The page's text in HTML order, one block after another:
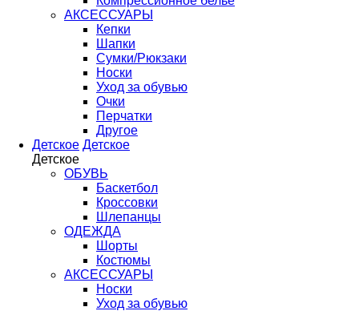
АКСЕССУАРЫ
Кепки
Шапки
Сумки/Рюкзаки
Носки
Уход за обувью
Очки
Перчатки
Другое
Детское Детское
Детское
ОБУВЬ
Баскетбол
Кроссовки
Шлепанцы
ОДЕЖДА
Шорты
Костюмы
АКСЕССУАРЫ
Носки
Уход за обувью